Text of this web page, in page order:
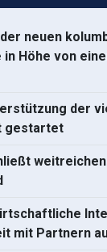
neuen
Höhe von
der
gestartet
mit Partnern